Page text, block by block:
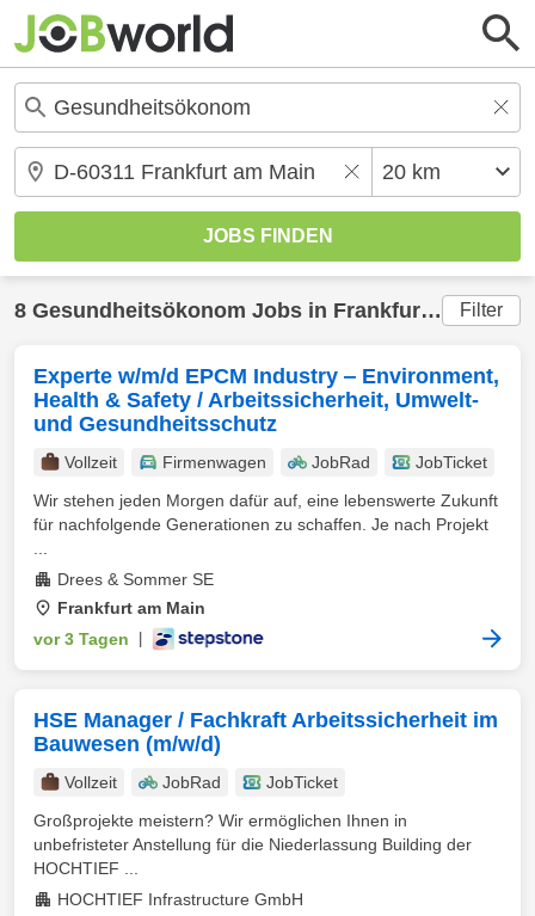
8 Gesundheitsökonom Jobs in Frankfurt am Main Filter
Experte w/m/d EPCM Industry ‒ Environment,
Health & Safety / Arbeitssicherheit, Umwelt-
und Gesundheitsschutz
Vollzeit Firmenwagen JobRad
JobTicket
Wir stehen jeden Morgen dafür auf, eine lebenswerte Zukunft
für nachfolgende Generationen zu schaffen. Je nach Projekt
Drees & Sommer SE
Frankfurt am Main
vor 3 Tagen
HSE Manager / Fachkraft Arbeitssicherheit im
Bauwesen (m/w/d)
Vollzeit JobRad
JobTicket
Großprojekte meistern? Wir ermöglichen Ihnen in
unbefristeter Anstellung für die Niederlassung Building der
HOCHTIEF ...
HOCHTIEF Infrastructure GmbH